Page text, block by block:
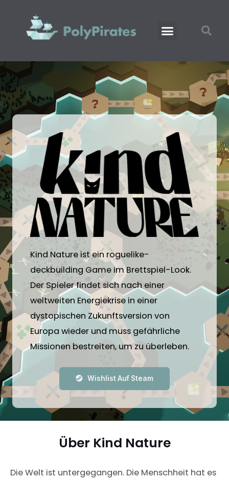
Kind Nature ist ein roguelike-
deckbuilding Game im Brettspiel-Look.
Der Spieler findet sich nach einer
weltweiten Energiekrise in einer
dystopischen Zukunftsversion von
Europa wieder und muss gefährliche
Missionen bestreiten, um zu überleben.
Wishlist Auf Steam
Über Kind Nature
Die Welt ist untergegangen. Die Menschheit hat es